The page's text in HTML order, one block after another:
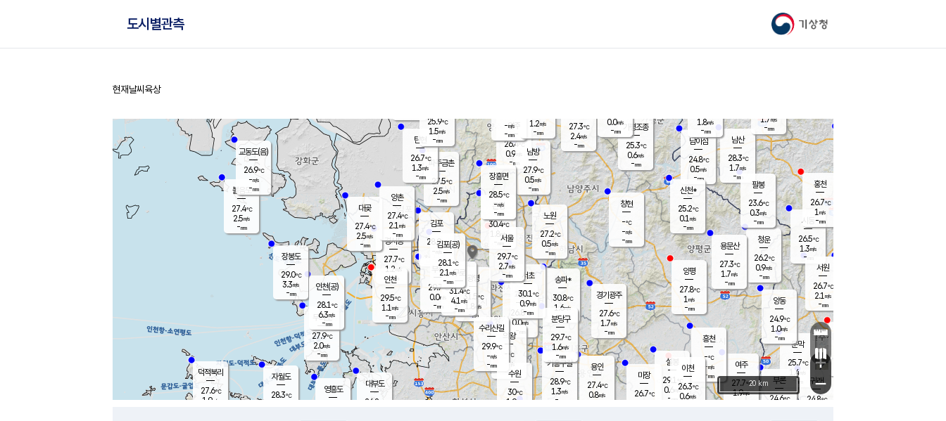
기상청
도시별관측
홈
현재날씨 육상
문막
25.7℃
1.4m/s
mm
남이섬
24.8℃
0.5m/s
-mm
무의도
27.9℃
2.0m/s
-mm
영흥도
볼음도
27.4℃
2.5m/s
-mm
자월도
28.3℃
양주
26.4℃
0.9
-mm
부론
24.6℃
과천
26.8℃
0.0m/s
- mm
남산
28.3℃
1.7m/s
-mm
장봉도
29.0℃
3.3m/s
-mm
청운
26.2℃
0.9m/s
-mm
팔봉
23.6℃
0.3m/s
-mm
용인
27.4℃
0.8m/s
여주
27.7℃
1.9m/s
양동
24.9℃
1.0m/s
-mm
경기광주
27.6℃
1.7m/s
-mm
1.8m/s
-mm
대부도
26.8
경서동
27.7℃
1.2 m/s
-mm
파주금촌
27.5℃
2.5m/s
-mm
가평조종
25.3℃
0.6m/s
-mm
27.3℃
2.4m/s
-mm
대곶
27.4℃
2.5m/s
-mm
신천*
25.2℃
0.1 m/s
-mm
창현
-℃
-m/s
-mm
탄현
26.7℃
1.3m/s
-mm
0.0m/s
-mm
흥천
-℃
-m/s
-mm
마장
26.7℃
의왕
- ℃
m/s
mm
김포
28.0℃
-m/s
mm
설봉
29.1
0.6 m/s
- mm
광명
31.5 ℃
1.8 m/s
-mm
부천
29.7℃
0.0m/s
-mm
양촌
27.4℃
2.1 m/s
-mm
구로
31.4℃
4.1 m/s
-mm
은평
30.4℃
1.8 m/s
- mm
노원
27.2℃
0.5m/s
-mm
송파*
30.8℃
1.6m/s
-mm
서초
30.1℃
0.9m/s
-mm
남방
27.9℃
0.5m/s
-mm
기흥구갈
28.9℃
1.3m/s
-
수리산길
29.9℃
-m/s
-mm
분당구
29.7℃
1.6m/s
-mm
장흥면
28.5℃
-m/s
-mm
-m/s
-mm
시동
26.5℃
1.3m/s
- mm
귀래
24.8℃
서원
26.7℃
2.1 m/s
-mm
용문산
27.3℃
1.7m/s
-mm
덕적북리
27.6℃
1.9m/s
인천(공)
28.1℃
6.3m/s
-mm
김포(공)
28.1℃
2.1 m/s
-mm
교동도(음)
26.9℃
-m/s
-mm
홍천
26.7℃
1 m/s
-mm
이천
26.3℃
0.6m/s
양평
27.8℃
1 m/s
-mm
수원
30℃
1.9m/s
인천
29.5℃
1.1 m/s
-mm
서울
29.7℃
2.7m/s
-mm
1.7 m/s
-mm
25.9℃
1.5m/s
-mm
1.2m/s
-mm
+
−
20 km